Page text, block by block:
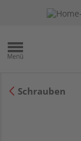
Schrauben